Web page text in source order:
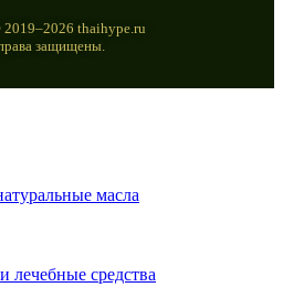
thaihype.ru
защищены.
масла
лечебные средства